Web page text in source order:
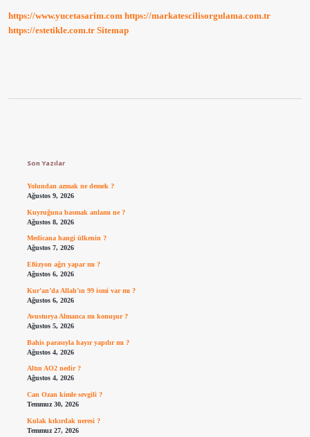
https://www.yucetasarim.com https://markatescilisorgulama.com.tr
https://estetikle.com.tr Sitemap
Son Yazılar
Yolundan azmak ne demek ?
Ağustos 9, 2026
Kuyruğuna basmak anlamı ne ?
Ağustos 8, 2026
Medicana hangi ülkenin ?
Ağustos 7, 2026
Efüzyon ağrı yapar mı ?
Ağustos 6, 2026
Kur’an’da Allah’ın 99 ismi var mı ?
Ağustos 6, 2026
Avusturya Almanca mı konuşur ?
Ağustos 5, 2026
Bahis parasıyla hayır yapılır mı ?
Ağustos 4, 2026
Altın AO2 nedir ?
Ağustos 4, 2026
Can Ozan kimle sevgili ?
Temmuz 30, 2026
Kulak kıkırdak neresi ?
Temmuz 27, 2026